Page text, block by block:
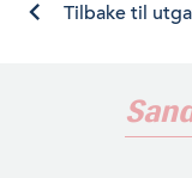
Tilbake til